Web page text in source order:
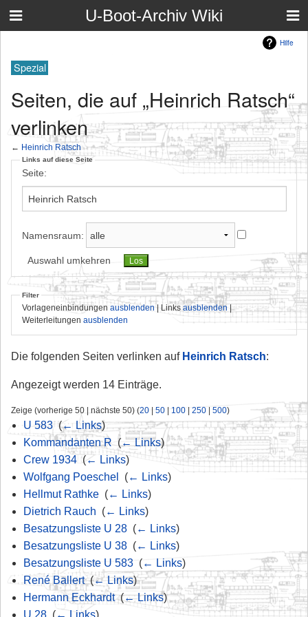
U-Boot-Archiv Wiki
Hilfe
Spezial
Seiten, die auf „Heinrich Ratsch“
verlinken
← Heinrich Ratsch
Links auf diese Seite
Seite:
Namensraum:
Auswahl umkehren
Filter
Vorlageneinbindungen ausblenden| Linksausblenden|
Weiterleitungen ausblenden
Die folgenden Seiten verlinken auf Heinrich Ratsch:
Angezeigt werden 14 Einträge.
Zeige (vorherige 50 | nächste 50) (20 | 50 | 100 | 250 | 500)
U 583‎(← Links)
Kommandanten R ‎(← Links)
Crew 1934‎(← Links)
Wolfgang Poeschel
(← Links)
Hellmut Rathke‎ (← Links)
Dietrich Rauch (← Links)
Besatzungsliste U 28‎ (← Links)
Besatzungsliste U 38‎ (← Links)
Besatzungsliste U 583‎ (← Links)
René Ballert‎(← Links)
Hermann Eckhardt‎(← Links)
U 28‎ (← Links)